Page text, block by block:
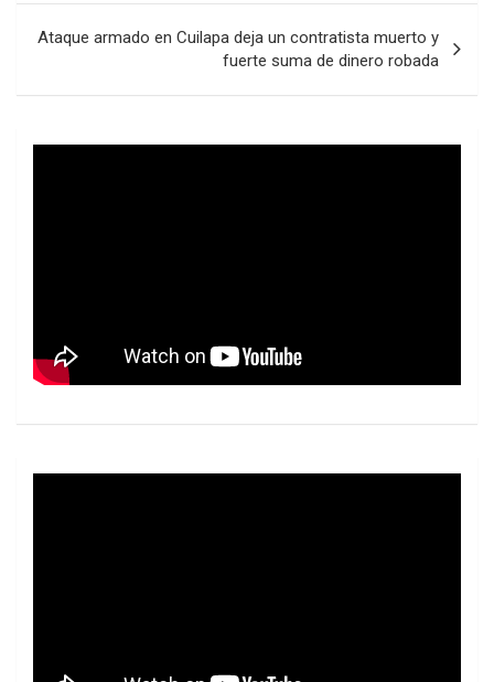
Ataque armado en Cuilapa deja un contratista muerto y
fuerte suma de dinero robada